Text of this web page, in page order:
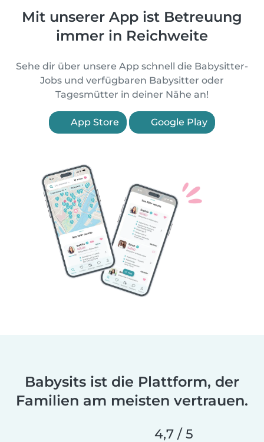
Mit unserer App ist Betreuung
immer in Reichweite
Sehe dir über unsere App schnell die Babysitter-
Jobs und verfügbaren Babysitter oder
Tagesmütter in deiner Nähe an!
App Store Google Play
Babysits ist die Plattform, der
Familien am meisten vertrauen.
4,7 / 5